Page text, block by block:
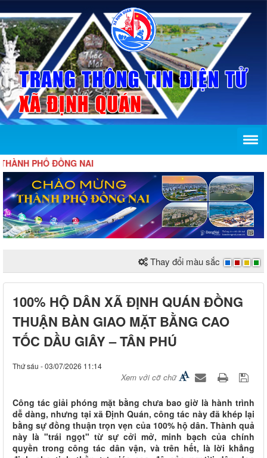
ĐỒNG NAI
Thay đổi màu sắc
100% HỘ DÂN XÃ ĐỊNH QUÁN ĐỒNG
THUẬN BÀN GIAO MẶT BẰNG CAO
TỐC DẦU GIÂY – TÂN PHÚ
Thứ sáu - 03/07/2026 11:14
Xem với cỡ chữ
Công tác giải phóng mặt bằng chưa bao giờ là hành trình
dễ dàng, nhưng tại xã Định Quán, công tác này đã khép lại
bằng sự đồng thuận trọn vẹn của 100% hộ dân. Thành quả
này là "trái ngọt" từ sự cởi mở, minh bạch của chính
quyền trong công tác dân vận, và trên hết, là lời khẳng